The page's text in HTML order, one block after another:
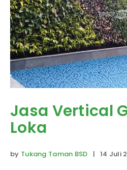
Jasa Vertical
Loka
by Tukang Taman BSD | 14 Juli